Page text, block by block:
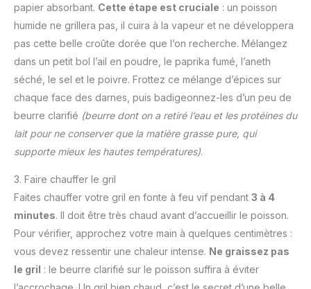
papier absorbant. Cette étape est cruciale : un poisson
humide ne grillera pas, il cuira à la vapeur et ne développera
pas cette belle croûte dorée que l’on recherche. Mélangez
dans un petit bol l’ail en poudre, le paprika fumé, l’aneth
séché, le sel et le poivre. Frottez ce mélange d’épices sur
chaque face des darnes, puis badigeonnez-les d’un peu de
beurre clarifié (beurre dont on a retiré l’eau et les protéines du
lait pour ne conserver que la matière grasse pure, qui
supporte mieux les hautes températures).
3. Faire chauffer le gril
Faites chauffer votre gril en fonte à feu vif pendant 3 à 4
minutes. Il doit être très chaud avant d’accueillir le poisson.
Pour vérifier, approchez votre main à quelques centimètres :
vous devez ressentir une chaleur intense. Ne graissez pas
le gril : le beurre clarifié sur le poisson suffira à éviter